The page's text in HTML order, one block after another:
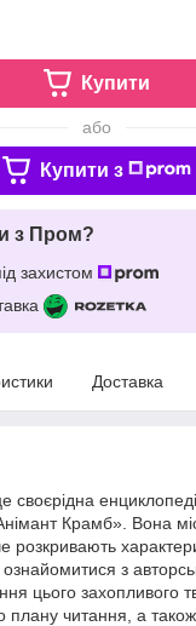
Купити
або
Купити з
з Пром?
захистом
Доставка
своєрідна
Крамб». Вона
розкривають
з
цього захопливого
плану читання, а